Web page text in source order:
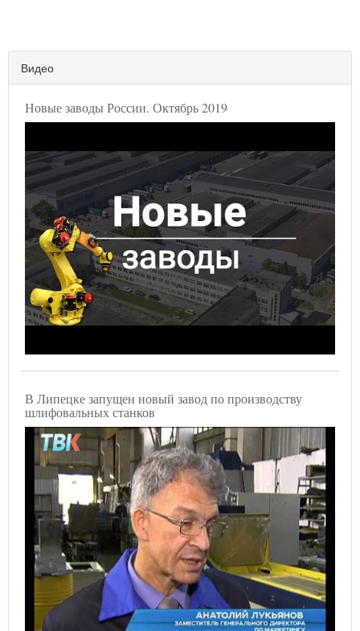
Видео
Новые заводы России. Октябрь 2019
В Липецке запущен новый завод по производству
шлифовальных станков